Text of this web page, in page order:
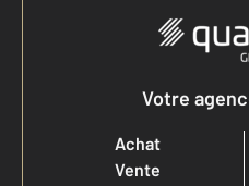
Votre
Achat
Vente